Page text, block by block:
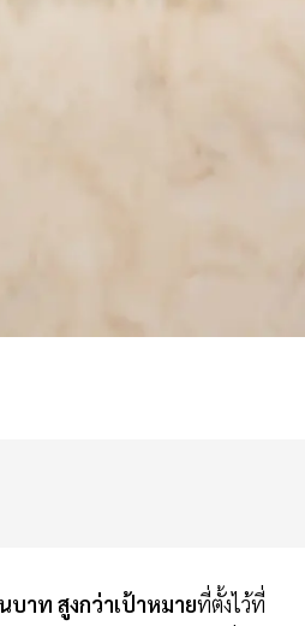
บาท สูงกว่าเป้าหมายที่ตั้งไว้ที่